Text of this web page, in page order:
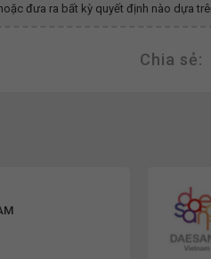
đưa ra bất kỳ quyết định nào dựa
Chia sẻ: